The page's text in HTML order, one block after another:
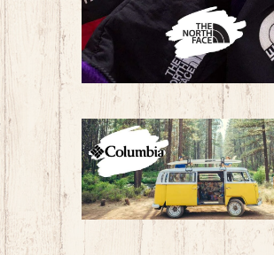
その他
トレーニングウェア（ユニセックス）
トレーニングウェア（レディース）
カジュアル・アウトドア用品
子ども用品